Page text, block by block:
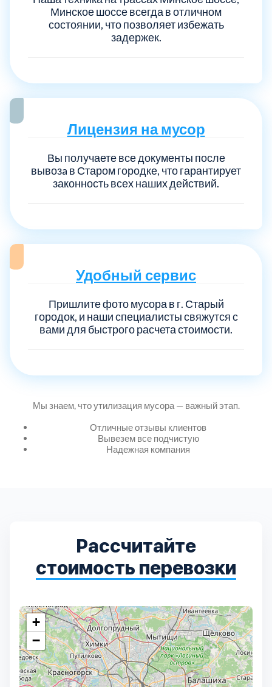
Минское шоссе всегда в отличном
состоянии, что позволяет избежать
задержек.
Лицензия на мусор
Вы получаете все документы после
вывозa в Старом городке, что гарантирует
законность всех наших действий.
Удобный сервис
Пришлите фото мусора в г. Старый
городок, и наши специалисты свяжутся с
вами для быстрого расчета стоимости.
Мы знаем, что утилизация мусора — важный этап.
Отличные отзывы клиентов
Вывезем все подчистую
Надежная компания
Рассчитайте
стоимость перевозки
+
−
Выберите город:
Богородский
Егорьевский
Истринский 11
Каширский 2